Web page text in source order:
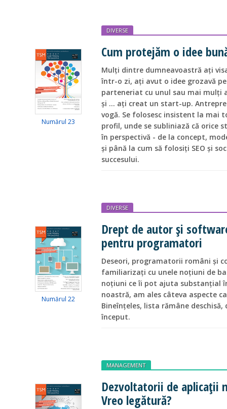
Numărul 23
DIVERSE
Cum protejăm o idee
Mulți dintre dumneavoastră ați
într-o zi, ați avut o idee grozavă
parteneriat cu unul sau mai mulți
și … ați creat un start-up.
vogă. Se folosesc insistent la mai
profil, unde se subliniază că
în perspectivă - de la concept,
și până la cum să folosiți SEO și
succesului.
Numărul 22
DIVERSE
Drept de autor și
pentru programatori
Deseori, programatorii români și
familiarizați cu unele noțiuni de
noțiuni ce îi pot ajuta substanțial
noastră, am ales câteva aspecte
Bineînțeles, lista rămâne
început.
MANAGEMENT
Dezvoltatorii de aplicații
Vreo legătură?